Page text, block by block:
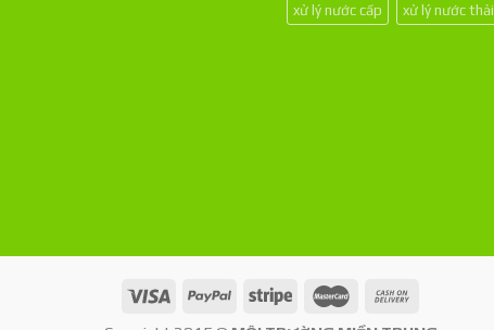
xử lý nước cấp xử lý nước thải